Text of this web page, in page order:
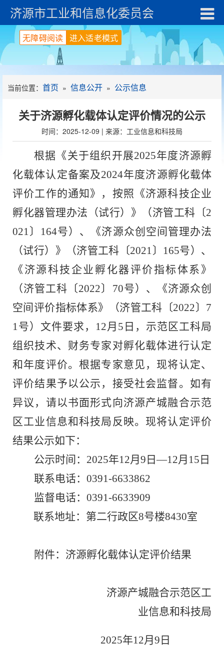
济源市工业和信息化委员会
当前位置： 首页 » 信息公开 » 公示信息
关于济源孵化载体认定评价情况的公示
时间：2025-12-09 | 来源：工业信息和科技局
根据 《关于组织开展2025年度济源孵
化载体认定备案及2024年度济源孵化载体
评价工作的通知》，按照《济源科技企业
孵化器管理办法（试行）》（济管工科〔2
021〕 164号）、《济源众创空间管理办法
（试行）》（济管工科〔2021〕 165号）、
《济源科技企业孵化器评价指标体系》
（济管工科〔2022〕 70号）、《济源众创
空间评价指标体系》（济管工科〔2022〕 7
1号）文件要求， 12月 5 日，示范区工科局
组织技术、财务专家对孵化载体进行认定
和年度评价。根据专家意见，现将认定、
评价结果予以公示，接受社会监督。如有
异议，请以书面形式向济源产城融合示范
区工业信息和科技局反映。现将认定评价
结果公示如下：
公示时间： 2025年12月 9 日—12月 15 日
联系电话： 0391-6633862
监督电话： 0391-6633909
联系地址：第二行政区8号楼8430室
附件：济源孵化载体认定评价结果
济源产城融合示范区工
业信息和科技局
2025年12月 9 日
进入适老模式
无障碍阅读